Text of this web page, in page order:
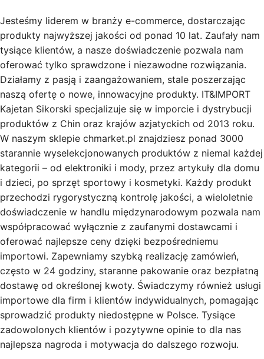
Jesteśmy liderem w branży e-commerce, dostarczając
produkty najwyższej jakości od ponad 10 lat. Zaufały nam
tysiące klientów, a nasze doświadczenie pozwala nam
oferować tylko sprawdzone i niezawodne rozwiązania.
Działamy z pasją i zaangażowaniem, stale poszerzając
naszą ofertę o nowe, innowacyjne produkty. IT&IMPORT
Kajetan Sikorski specjalizuje się w imporcie i dystrybucji
produktów z Chin oraz krajów azjatyckich od 2013 roku.
W naszym sklepie chmarket.pl znajdziesz ponad 3000
starannie wyselekcjonowanych produktów z niemal każdej
kategorii – od elektroniki i mody, przez artykuły dla domu
i dzieci, po sprzęt sportowy i kosmetyki. Każdy produkt
przechodzi rygorystyczną kontrolę jakości, a wieloletnie
doświadczenie w handlu międzynarodowym pozwala nam
współpracować wyłącznie z zaufanymi dostawcami i
oferować najlepsze ceny dzięki bezpośredniemu
importowi. Zapewniamy szybką realizację zamówień,
często w 24 godziny, staranne pakowanie oraz bezpłatną
dostawę od określonej kwoty. Świadczymy również usługi
importowe dla firm i klientów indywidualnych, pomagając
sprowadzić produkty niedostępne w Polsce. Tysiące
zadowolonych klientów i pozytywne opinie to dla nas
najlepsza nagroda i motywacja do dalszego rozwoju.